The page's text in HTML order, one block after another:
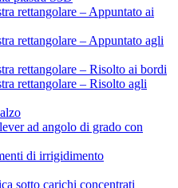
rettangolare – Appuntato ai
rettangolare – Appuntato agli
rettangolare – Risolto ai bordi
rettangolare – Risolto agli
ad angolo di grado con
di irrigidimento
sotto carichi concentrati